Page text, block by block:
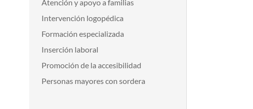
Atención y apoyo a familias
Intervención logopédica
Formación especializada
Inserción laboral
Promoción de la accesibilidad
Personas mayores con sordera